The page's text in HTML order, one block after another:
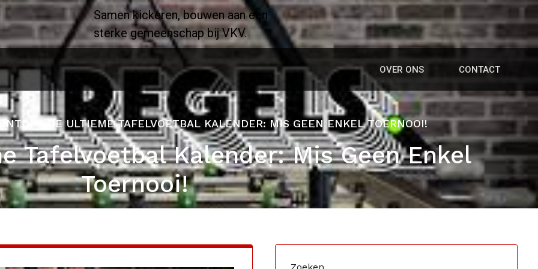
Samen kickeren, bouwen aan een
sterke gemeenschap bij VKV.
OVER ONS CONTACT
ONTDEK DE ULTIEME TAFELVOETBAL KALENDER: MIS GEEN ENKEL TOERNOOI!
Tafelvoetbal Kalender: Mis Geen Enkel
Toernooi!